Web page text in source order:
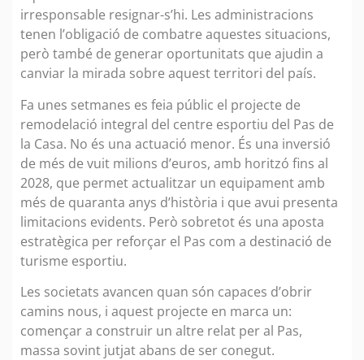
irresponsable resignar-s’hi. Les administracions
tenen l’obligació de combatre aquestes situacions,
però també de generar oportunitats que ajudin a
canviar la mirada sobre aquest territori del país.
Fa unes setmanes es feia públic el projecte de
remodelació integral del centre esportiu del Pas de
la Casa. No és una actuació menor. És una inversió
de més de vuit milions d’euros, amb horitzó fins al
2028, que permet actualitzar un equipament amb
més de quaranta anys d’història i que avui presenta
limitacions evidents. Però sobretot és una aposta
estratègica per reforçar el Pas com a destinació de
turisme esportiu.
Les societats avancen quan són capaces d’obrir
camins nous, i aquest projecte en marca un:
començar a construir un altre relat per al Pas,
massa sovint jutjat abans de ser conegut.